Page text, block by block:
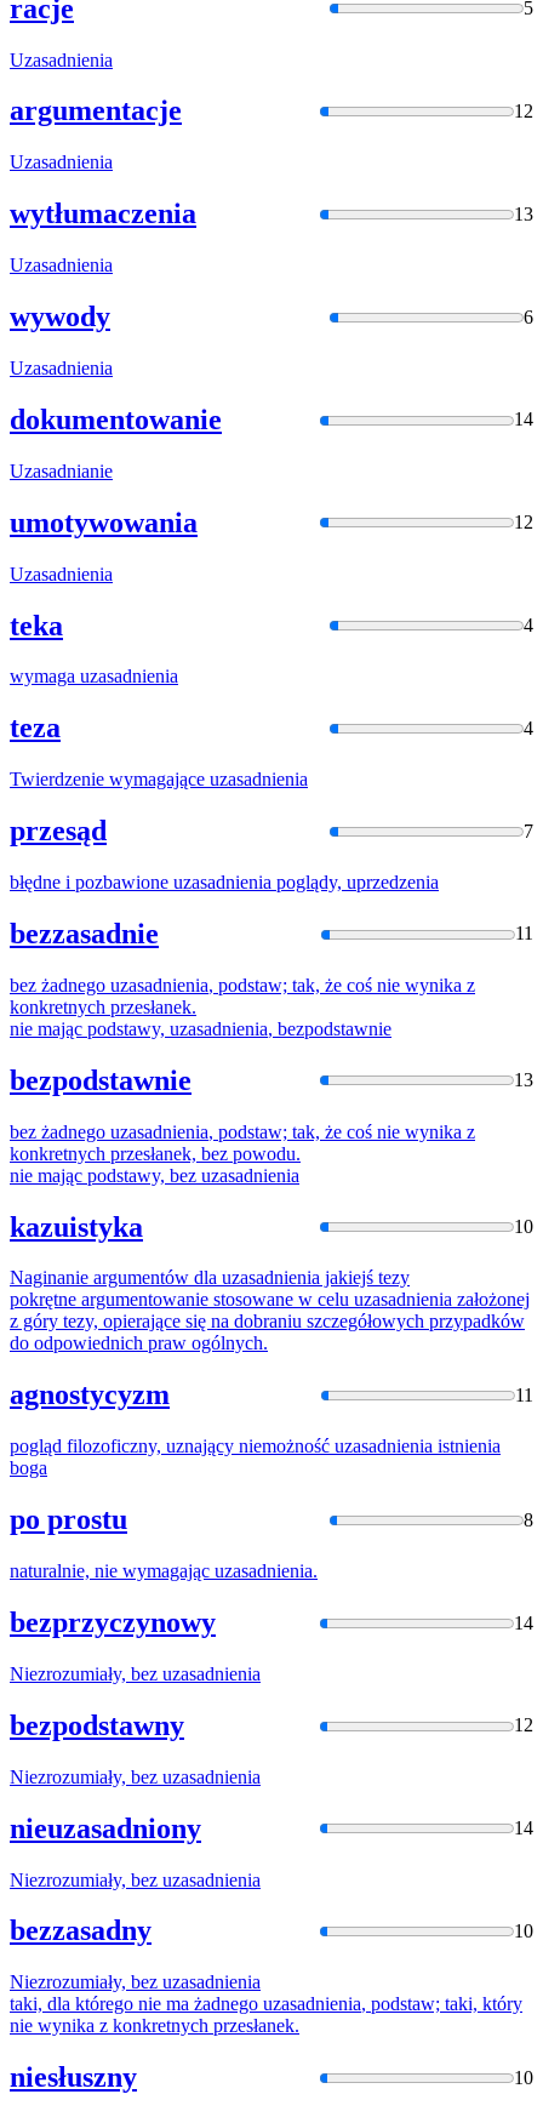
racje 5
Uzasadnienia
argumentacje 12
Uzasadnienia
wytłumaczenia 13
Uzasadnienia
wywody 6
Uzasadnienia
dokumentowanie 14
Uzasadnianie
umotywowania 12
Uzasadnienia
teka 4
wymaga uzasadnienia
teza 4
Twierdzenie wymagające uzasadnienia
przesąd 7
błędne i pozbawione uzasadnienia poglądy, uprzedzenia
bezzasadnie 11
bez żadnego uzasadnienia, podstaw; tak, że coś nie wynika z
konkretnych przesłanek.
nie mając podstawy, uzasadnienia, bezpodstawnie
bezpodstawnie 13
bez żadnego uzasadnienia, podstaw; tak, że coś nie wynika z
konkretnych przesłanek, bez powodu.
nie mając podstawy, bez uzasadnienia
kazuistyka 10
Naginanie argumentów dla uzasadnienia jakiejś tezy
pokrętne argumentowanie stosowane w celu uzasadnienia założonej
z góry tezy, opierające się na dobraniu szczegółowych przypadków
do odpowiednich praw ogólnych.
agnostycyzm 11
pogląd filozoficzny, uznający niemożność uzasadnienia istnienia
boga
po prostu 8
naturalnie, nie wymagając uzasadnienia.
bezprzyczynowy 14
Niezrozumiały, bez uzasadnienia
bezpodstawny 12
Niezrozumiały, bez uzasadnienia
nieuzasadniony 14
Niezrozumiały, bez uzasadnienia
bezzasadny 10
Niezrozumiały, bez uzasadnienia
taki, dla którego nie ma żadnego uzasadnienia, podstaw; taki, który
nie wynika z konkretnych przesłanek.
niesłuszny 10